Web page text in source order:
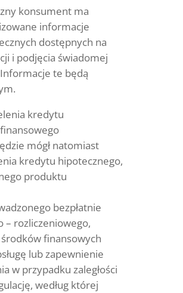
konsument ma
informacje
dostępnych na
i podjęcia świadomej
te będą
kredytu
mógł natomiast
kredytu hipotecznego,
produktu
bezpłatnie
– rozliczeniowego,
finansowych
lub zapewnienie
w przypadku zaległości
według której